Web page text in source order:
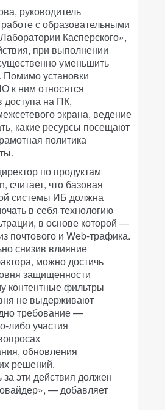
руководитель
с образовательными
Касперского»,
при выполнении
уменьшить
Помимо установки
к ним относятся
доступа на ПК,
экрана, ведение
какие ресурсы посещают
политика
по продуктам
считает, что базовая
системы ИБ должна
в себя технологию
в основе которой —
почтового и Web-трафика.
снизив влияние
можно достичь
защищенности
контентные фильтры
не выдерживают
требование —
либо участия
обновления
решений.
за эти действия должен
— добавляет